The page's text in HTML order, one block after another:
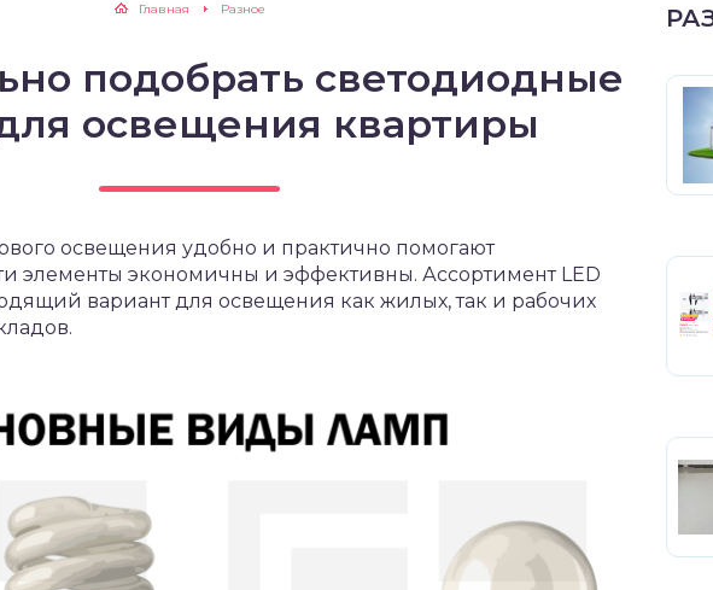
Главная Разное
подобрать светодиодные
освещения квартиры
освещения удобно и практично помогают
элементы экономичны и эффективны. Ассортимент LED
вариант для освещения как жилых, так и рабочих